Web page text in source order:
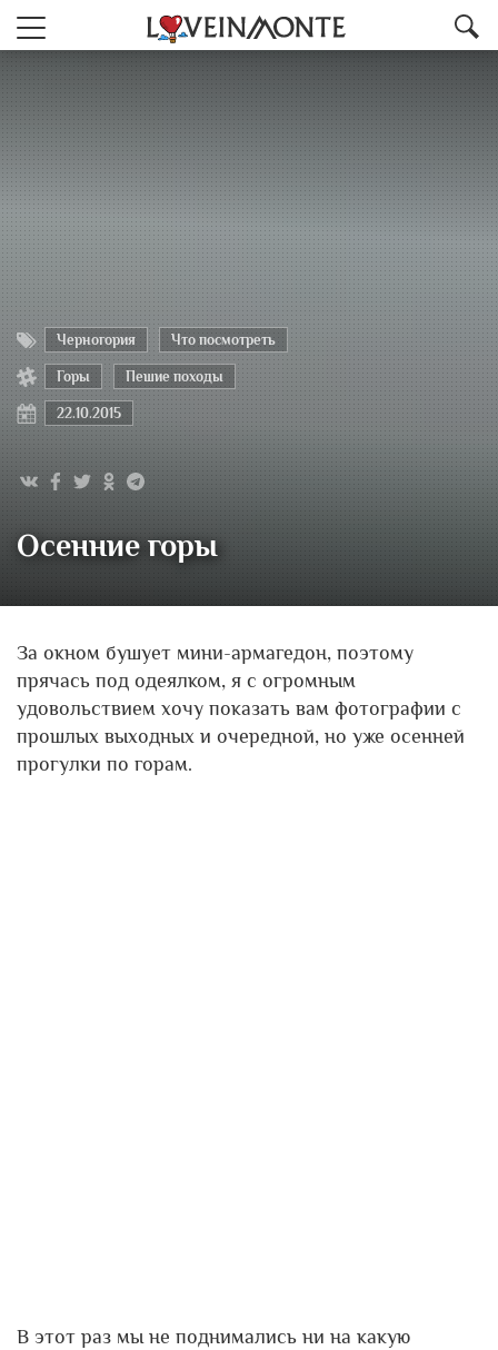
Черногория Что посмотреть
Горы Пешие походы
22.10.2015
Осенние горы
За окном бушует мини-армагедон, поэтому
прячась под одеялком, я с огромным
удовольствием хочу показать вам фотографии с
прошлых выходных и очередной, но уже осенней
прогулки по горам.
В этот раз мы не поднимались ни на какую